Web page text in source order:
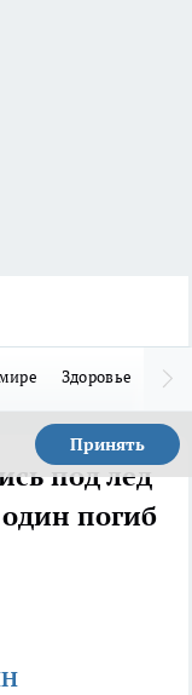
Здоровье
Принять
под лед
погиб